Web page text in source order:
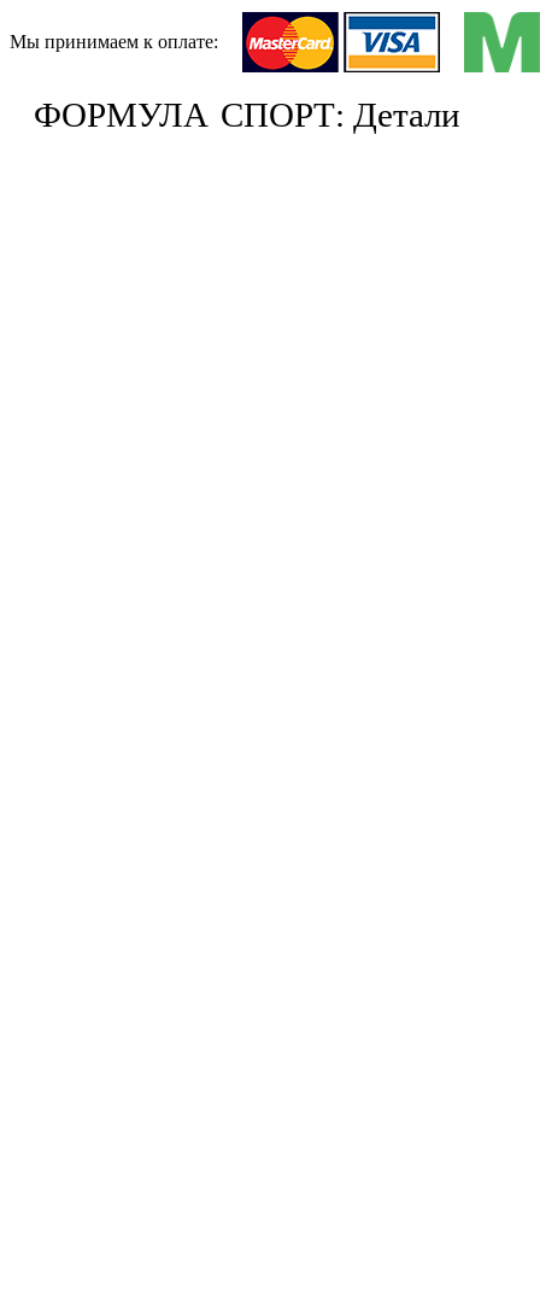
Мы принимаем к оплате:
ФОРМУЛА СПОРТ: Детали